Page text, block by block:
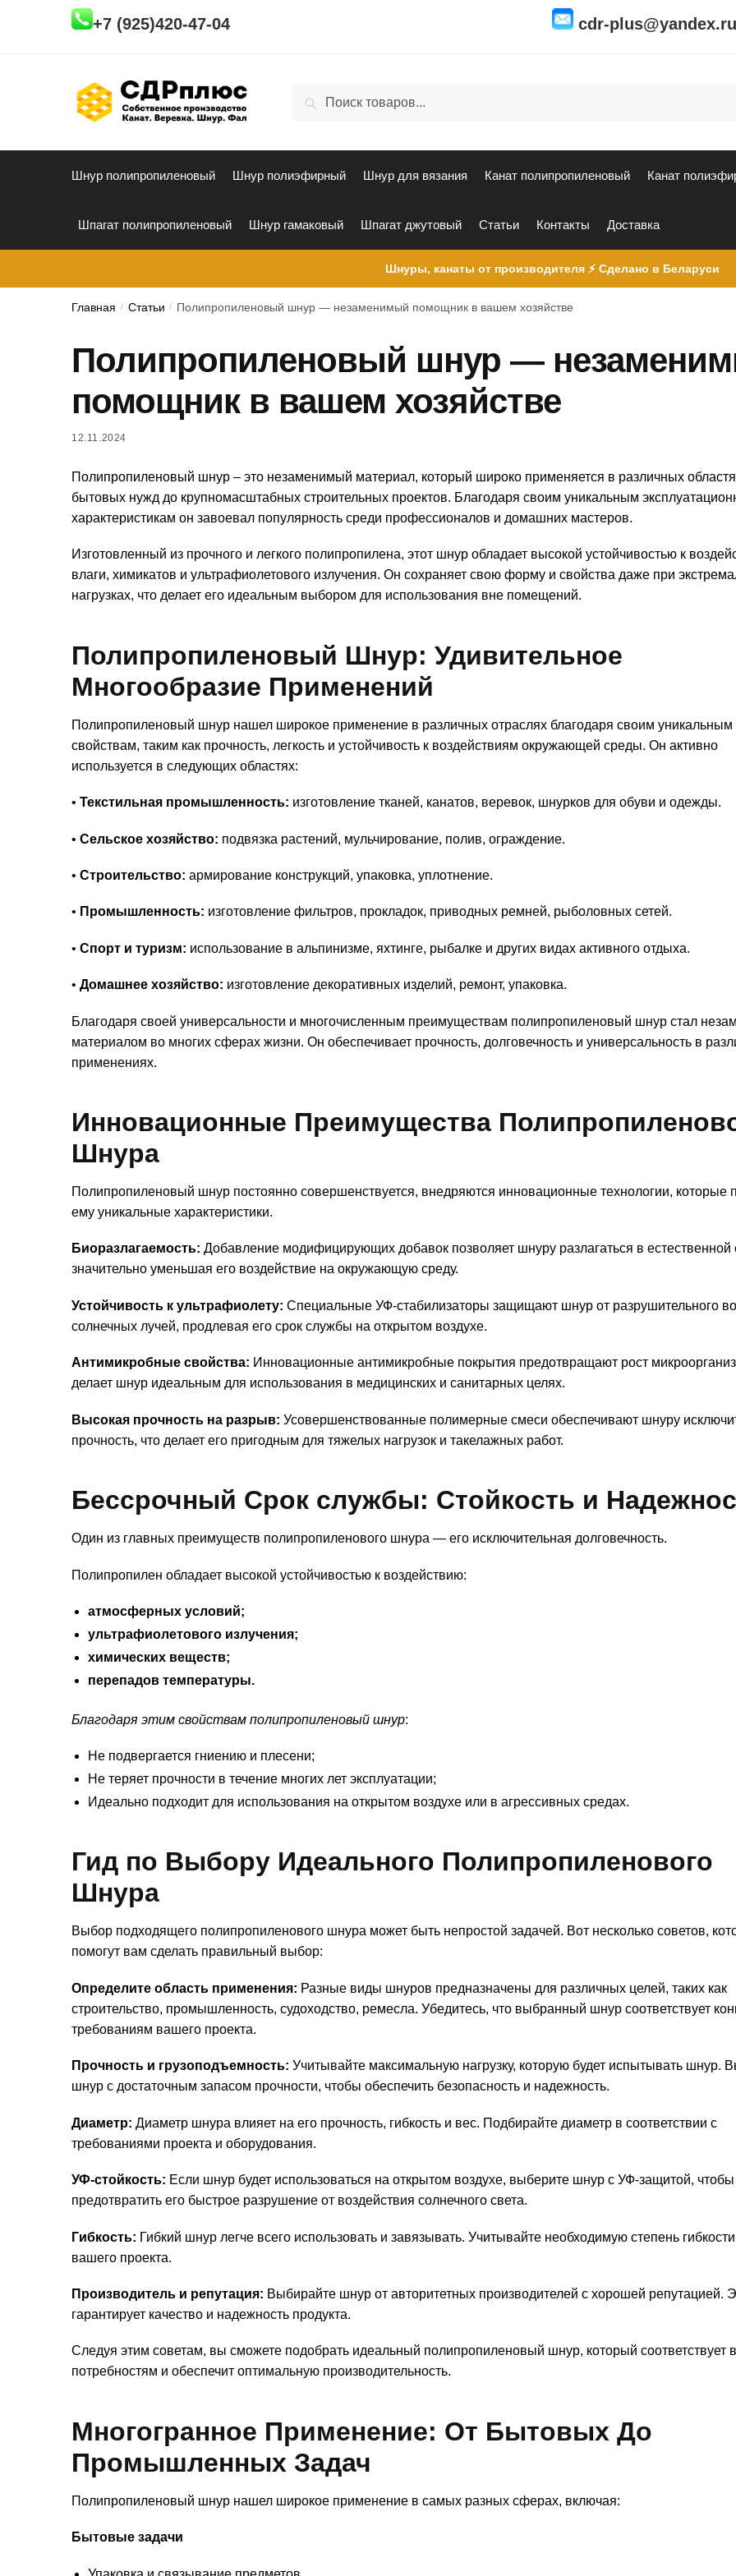
+7 (925)420-47-04 cdr-plus@yandex.ru
Поиск
Шнур полипропиленовый Шнур полиэфирный Шнур для вязания Канат полипропиленовый Канат
Шпагат полипропиленовый Шнур гамаковый Шпагат джутовый Статьи Контакты Доставка
Шнуры, канаты от производителя ⚡ Сделано в Беларуси
Главная / Статьи / Полипропиленовый шнур — незаменимый помощник в вашем хозяйстве
Полипропиленовый шнур —
помощник в вашем хозяйстве
12.11.2024
Полипропиленовый шнур – это незаменимый материал, который широко применяется в различных
бытовых нужд до крупномасштабных строительных проектов. Благодаря своим уникальным
характеристикам он завоевал популярность среди профессионалов и домашних мастеров.
Изготовленный из прочного и легкого полипропилена, этот шнур обладает высокой устойчивостью к
влаги, химикатов и ультрафиолетового излучения. Он сохраняет свою форму и свойства даже при
нагрузках, что делает его идеальным выбором для использования вне помещений.
Полипропиленовый Шнур: Удивительное
Многообразие Применений
Полипропиленовый шнур нашел широкое применение в различных отраслях благодаря своим уникальным
свойствам, таким как прочность, легкость и устойчивость к воздействиям окружающей среды. Он активно
используется в следующих областях:
• Текстильная промышленность: изготовление тканей, канатов, веревок, шнурков для обуви и одежды.
• Сельское хозяйство: подвязка растений, мульчирование, полив, ограждение.
• Строительство: армирование конструкций, упаковка, уплотнение.
• Промышленность: изготовление фильтров, прокладок, приводных ремней, рыболовных сетей.
• Спорт и туризм: использование в альпинизме, яхтинге, рыбалке и других видах активного отдыха.
• Домашнее хозяйство: изготовление декоративных изделий, ремонт, упаковка.
Благодаря своей универсальности и многочисленным преимуществам полипропиленовый шнур стал
материалом во многих сферах жизни. Он обеспечивает прочность, долговечность и универсальность в
применениях.
Инновационные Преимущества
Шнура
Полипропиленовый шнур постоянно совершенствуется, внедряются инновационные технологии, которые
ему уникальные характеристики.
Биоразлагаемость: Добавление модифицирующих добавок позволяет шнуру разлагаться в естественной
значительно уменьшая его воздействие на окружающую среду.
Устойчивость к ультрафиолету: Специальные УФ-стабилизаторы защищают шнур от разрушительного
солнечных лучей, продлевая его срок службы на открытом воздухе.
Антимикробные свойства: Инновационные антимикробные покрытия предотвращают рост
делает шнур идеальным для использования в медицинских и санитарных целях.
Высокая прочность на разрыв: Усовершенствованные полимерные смеси обеспечивают шнуру
прочность, что делает его пригодным для тяжелых нагрузок и такелажных работ.
Бессрочный Срок службы: Стойкость и
Один из главных преимуществ полипропиленового шнура — его исключительная долговечность.
Полипропилен обладает высокой устойчивостью к воздействию:
атмосферных условий;
ультрафиолетового излучения;
химических веществ;
перепадов температуры.
Благодаря этим свойствам полипропиленовый шнур:
Не подвергается гниению и плесени;
Не теряет прочности в течение многих лет эксплуатации;
Идеально подходит для использования на открытом воздухе или в агрессивных средах.
Гид по Выбору Идеального Полипропиленового
Шнура
Выбор подходящего полипропиленового шнура может быть непростой задачей. Вот несколько советов,
помогут вам сделать правильный выбор:
Определите область применения: Разные виды шнуров предназначены для различных целей, таких как
строительство, промышленность, судоходство, ремесла. Убедитесь, что выбранный шнур соответствует
требованиям вашего проекта.
Прочность и грузоподъемность: Учитывайте максимальную нагрузку, которую будет испытывать шнур.
шнур с достаточным запасом прочности, чтобы обеспечить безопасность и надежность.
Диаметр: Диаметр шнура влияет на его прочность, гибкость и вес. Подбирайте диаметр в соответствии с
требованиями проекта и оборудования.
УФ-стойкость: Если шнур будет использоваться на открытом воздухе, выберите шнур с УФ-защитой, чтобы
предотвратить его быстрое разрушение от воздействия солнечного света.
Гибкость: Гибкий шнур легче всего использовать и завязывать. Учитывайте необходимую степень
вашего проекта.
Производитель и репутация: Выбирайте шнур от авторитетных производителей с хорошей репутацией.
гарантирует качество и надежность продукта.
Следуя этим советам, вы сможете подобрать идеальный полипропиленовый шнур, который соответствует
потребностям и обеспечит оптимальную производительность.
Многогранное Применение: От Бытовых До
Промышленных Задач
Полипропиленовый шнур нашел широкое применение в самых разных сферах, включая:
Бытовые задачи